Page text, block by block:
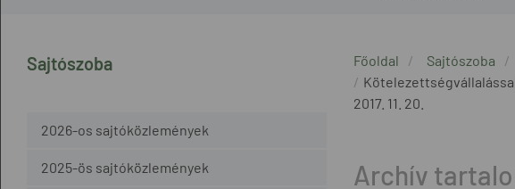
Sajtószoba
2026-os sajtóközlemények
2025-ös sajtóközlemények
Főoldal Sajtószoba
2017. 11. 20.